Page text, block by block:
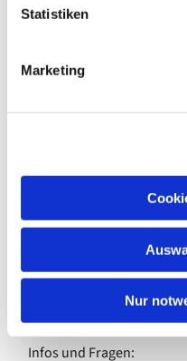
Statistiken
Marketing
Nur
Bitte bequeme
tanzen barfuß, in
Beitrag:
15.- Euro (Barzahlung)
55.- Euro monatlich (zum
Leitung:
Infos und Fragen: